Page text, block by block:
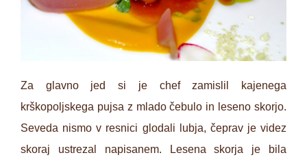
Za glavno jed si je chef zamislil kajenega
krškopoljskega pujsa z mlado čebulo in leseno skorjo.
Seveda nismo v resnici glodali lubja, čeprav je videz
skoraj ustrezal napisanem. Lesena skorja je bila